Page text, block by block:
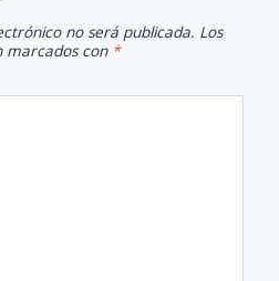
no será publicada. Los
marcados con *